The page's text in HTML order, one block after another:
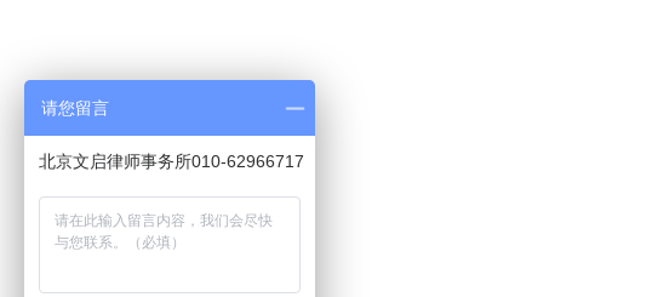
请您留言
北京文启律师事务所010-62966717